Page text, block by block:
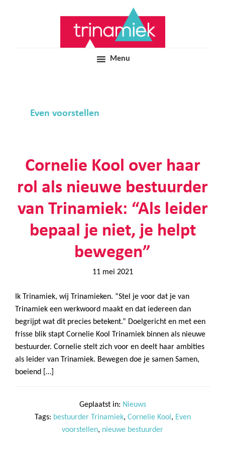
Menu
Even voorstellen
Cornelie Kool over haar
rol als nieuwe bestuurder
van Trinamiek: “Als leider
bepaal je niet, je helpt
bewegen”
11 mei 2021
Ik Trinamiek, wij Trinamieken. “Stel je voor dat je van
Trinamiek een werkwoord maakt en dat iedereen dan
begrijpt wat dit precies betekent.” Doelgericht en met een
frisse blik stapt Cornelie Kool Trinamiek binnen als nieuwe
bestuurder. Cornelie stelt zich voor en deelt haar ambities
als leider van Trinamiek. Bewegen doe je samen Samen,
boeiend […]
Geplaatst in: Nieuws
Tags: bestuurder Trinamiek, Cornelie Kool, Even
voorstellen, nieuwe bestuurder